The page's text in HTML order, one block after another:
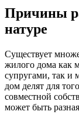
Причины
натуре
Существует
жилого дома как
супругами, так и
дом делят для
совместной
может быть